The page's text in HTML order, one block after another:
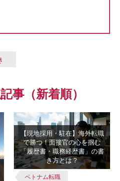
事（新着順）
【現地採用・駐在】海外転職
で勝つ！面接官の心を掴む
「履歴書・職務経歴書」の書
き方とは？
ベトナム転職